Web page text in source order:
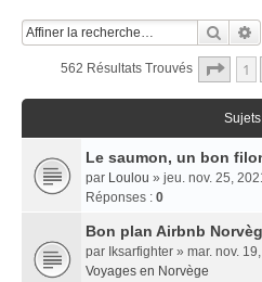
562 Résultats Trouvés Page
1
Sujets
Le saumon, un bon
par Loulou » jeu. nov. 25,
Réponses : 0
Bon plan Airbnb
par Iksarfighter » mar. nov.
Voyages en Norvège